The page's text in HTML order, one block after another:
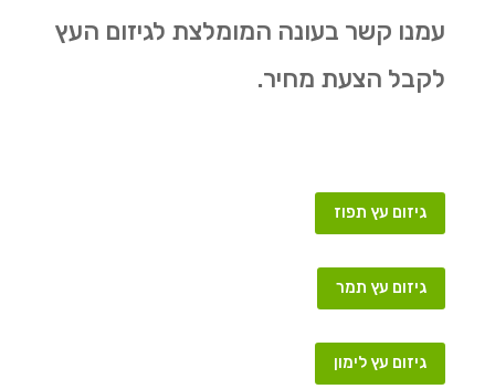
עמנו קשר בעונה המומלצת לגיזום העץ
לקבל הצעת מחיר.
גיזום עץ תפוז
גיזום עץ תמר
גיזום עץ לימון